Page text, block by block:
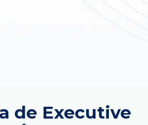
de Executive